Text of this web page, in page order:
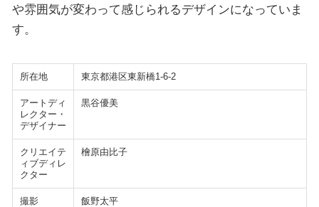
や雰囲気が変わって感じられるデザインになっていま
す。
所在地 東京都港区東新橋1-6-2
アートディ
レクター・
デザイナー
黒谷優美
クリエイテ
ィブディレ
クター
檜原由比子
撮影 飯野太平